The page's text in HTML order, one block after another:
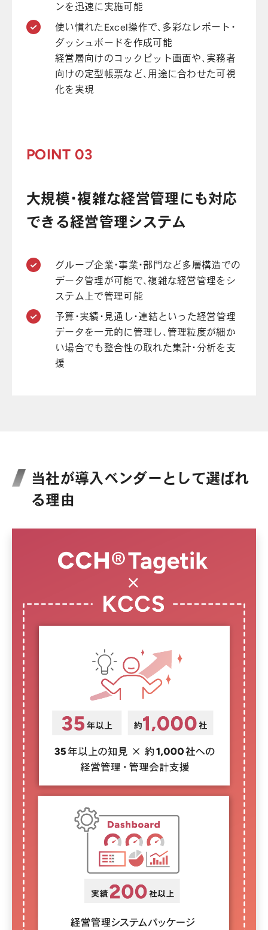
ンを迅速に実施可能
使い慣れたExcel操作で、多彩なレポート・
ダッシュボードを作成可能
経営層向けのコックピット画面や、実務者
向けの定型帳票など、用途に合わせた可視
化を実現
POINT 03
大規模・複雑な経営管理にも対応
できる経営管理システム
グループ企業・事業・部門など多層構造での
データ管理が可能で、複雑な経営管理をシ
ステム上で管理可能
予算・実績・見通し・連結といった経営管理
データを一元的に管理し、管理粒度が細か
い場合でも整合性の取れた集計・分析を支
援
当社が導入ベンダーとして選ばれ
る理由